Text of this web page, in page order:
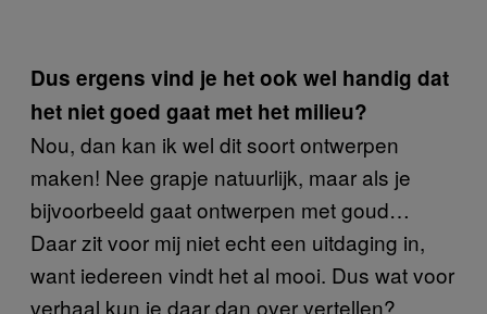
Dus ergens vind je het ook wel handig dat
het niet goed gaat met het milieu?
Nou, dan kan ik wel dit soort ontwerpen
maken! Nee grapje natuurlijk, maar als je
bijvoorbeeld gaat ontwerpen met goud…
Daar zit voor mij niet echt een uitdaging in,
want iedereen vindt het al mooi. Dus wat voor
verhaal kun je daar dan over vertellen?